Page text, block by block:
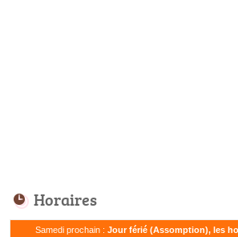
Horaires
Samedi prochain : Jour férié (Assomption), les